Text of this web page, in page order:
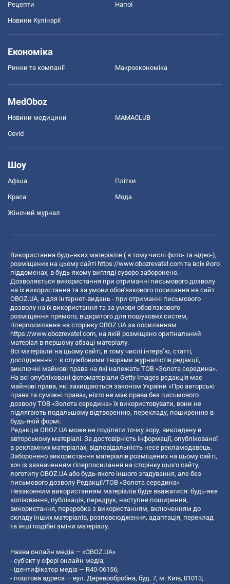
Рецепти Напої
Новини Кулінарії
Економіка
Ринки та компанії Макроекономіка
MedOboz
Новини медицини MAMACLUB
Covid
Шоу
Афіша Плітки
Краса Мода
Жіночий журнал
Використання будь-яких матеріалів ( в тому числі фото- та відео-),
розміщених на цьому сайті https://www.obozrevatel.com та всіх його
піддоменах, в будь-якому вигляді суворо заборонено.
Дозволяється використання при отриманні письмового дозволу
на їх використання та за умови обов'язкового посилання на сайт
OBOZ.UA, а для інтернет-видань - при отриманні письмового
дозволу на їх використання та за умови обов'язкового
розміщення прямого, відкритого для пошукових систем,
гіперпосилання на сторінку OBOZ.UA за посиланням
https://www.obozrevatel.com, на якій розміщено оригінальний
матеріал в першому абзаці матеріалу.
Всі матеріали на цьому сайті, в тому числі інтерв’ю, статті,
дослідження – є службовими творами журналістів редакції,
виключні майнові права на які належать ТОВ «Золота середина».
На всі опубліковані фотоматеріали Getty Images редакція має
майнові права, які захищаються законом України «Про авторські
права та суміжні права», ніхто не має права без письмового
дозволу ТОВ «Золота середина» їх використовувати, вони не
підлягають подальшому відтворенню, перекладу, поширенню в
будь-якій формі.
Редакція OBOZ.UA може не поділяти точку зору, викладену в
авторському матеріалі. За достовірність інформації, опублікованої
в рекламних матеріалах, відповідальність несе рекламодавець.
Заборонено використання матеріалів розміщених на цьому сайті,
хоч із зазначенням гіперпосилання на сторінку цього сайту,
логотипу OBOZ.UA або будь-якого іншого згадування, але без
письмового дозволу Редакції/ТОВ «Золота середина»
Незаконним використанням матеріалів буде вважатися: будь-яке
копiювання, публiкацiя, передрук, наступне поширення,
використання, переробка з використанням, включенням до
складу інших матеріалів, розповсюдження, адаптація, переклад
та інші подібні зміни матеріалу.
Назва онлайн медіа — «OBOZ.UA»
- суб'єкт у сфері онлайн медіа;
- ідентифікатор медіа — R40-06156;
- поштова адреса — вул. Деревообробна, буд. 7, м. Київ, 01013;